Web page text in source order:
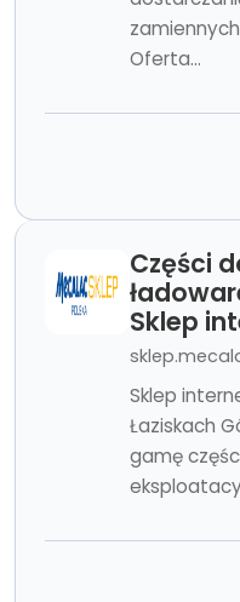
Oferta...
Części
Sklep
Sklep
Łaziskach
gamę